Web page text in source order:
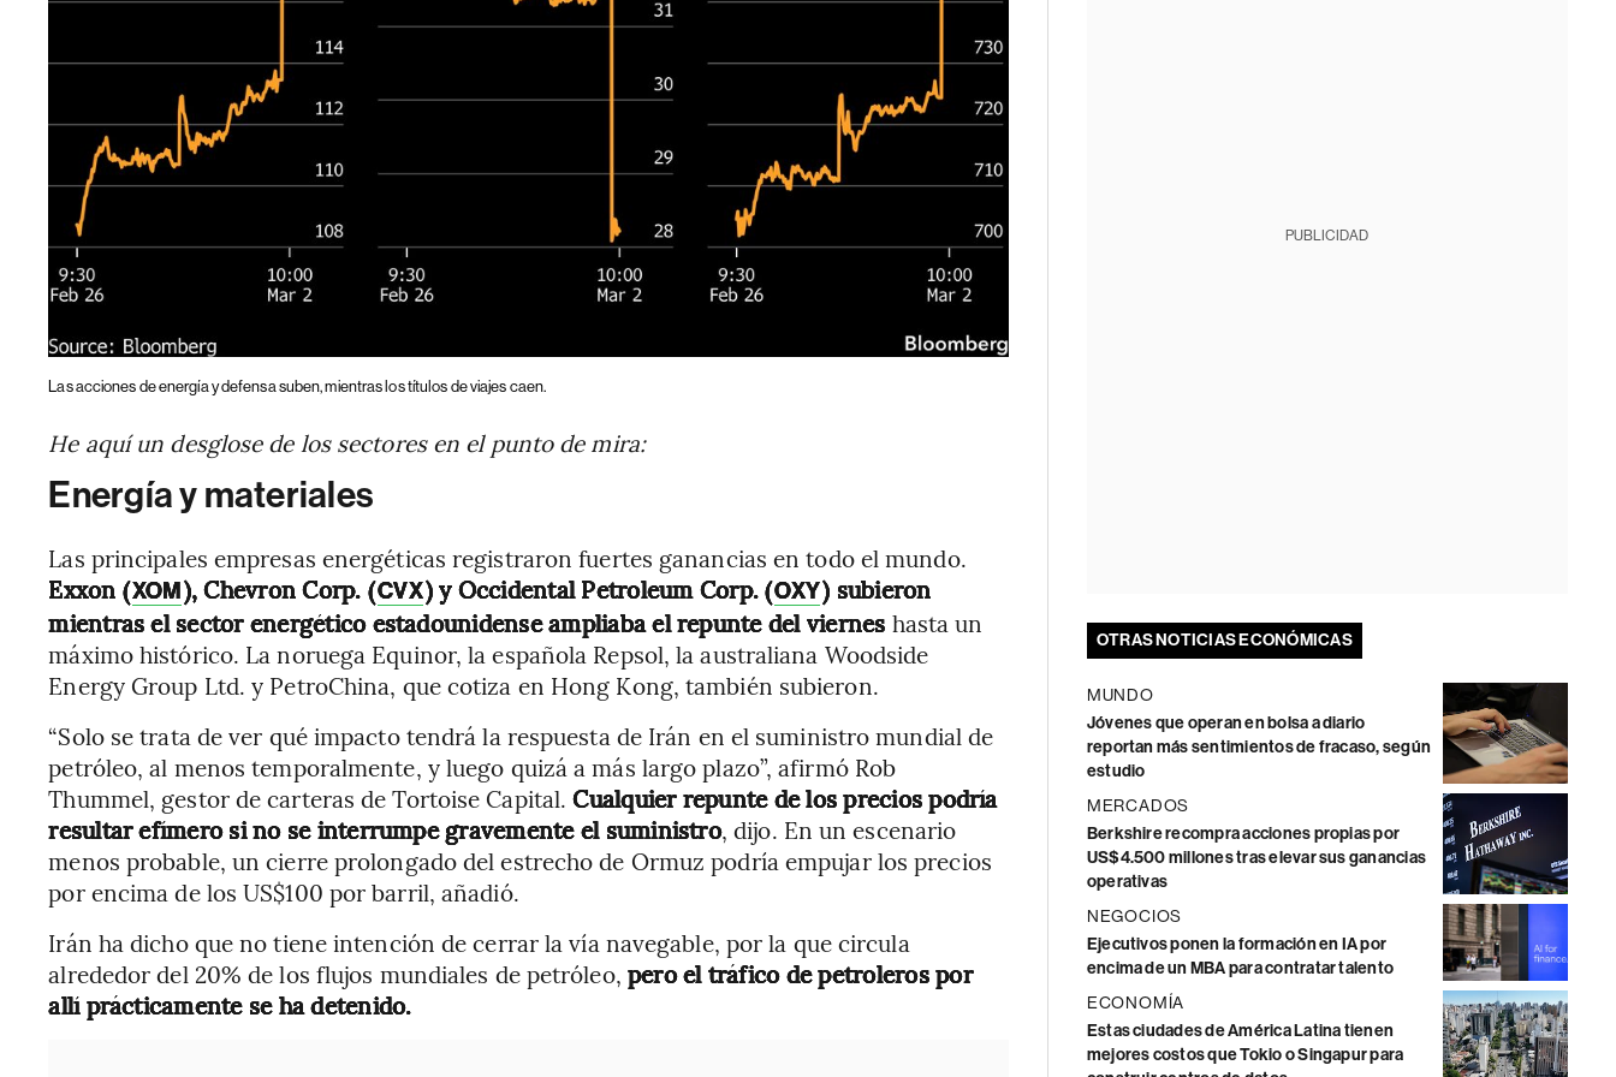
Las acciones de energía y defensa suben, mientras los títulos de viajes caen.
He aquí un desglose de los sectores en el punto de mira:
Energía y materiales
Las principales empresas energéticas registraron fuertes ganancias en todo el mundo.
Exxon (XOM), Chevron Corp. (CVX) y Occidental Petroleum Corp. (OXY) subieron
mientras el sector energético estadounidense ampliaba el repunte del viernes hasta un
máximo histórico. La noruega Equinor, la española Repsol, la australiana Woodside
Energy Group Ltd. y PetroChina, que cotiza en Hong Kong, también subieron.
“Solo se trata de ver qué impacto tendrá la respuesta de Irán en el suministro mundial de
petróleo, al menos temporalmente, y luego quizá a más largo plazo”, afirmó Rob
Thummel, gestor de carteras de Tortoise Capital. Cualquier repunte de los precios podría
resultar efímero si no se interrumpe gravemente el suministro, dijo. En un escenario
menos probable, un cierre prolongado del estrecho de Ormuz podría empujar los precios
por encima de los US$100 por barril, añadió.
Irán ha dicho que no tiene intención de cerrar la vía navegable, por la que circula
alrededor del 20% de los flujos mundiales de petróleo, pero el tráfico de petroleros por
allí prácticamente se ha detenido.
PUBLICIDAD
OTRAS NOTICIAS ECONÓMICAS
MUNDO
Jóvenes que operan en bolsa a diario
reportan más sentimientos de fracaso, según
estudio
MERCADOS
Berkshire recompra acciones propias por
US$4.500 millones tras elevar sus ganancias
operativas
NEGOCIOS
Ejecutivos ponen la formación en IA por
encima de un MBA para contratar talento
ECONOMÍA
Estas ciudades de América Latina tienen
mejores costos que Tokio o Singapur para